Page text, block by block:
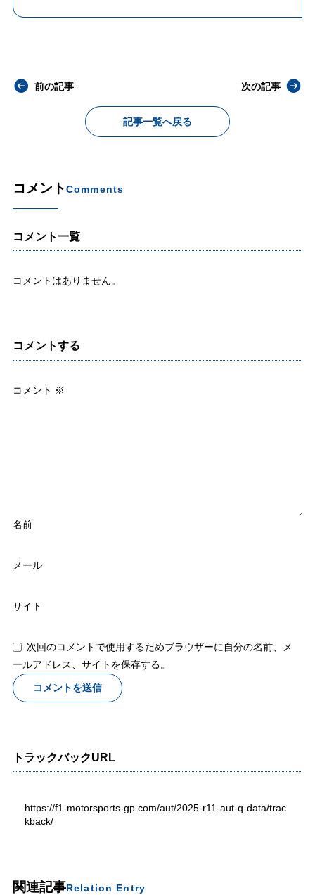
前の記事
記事一覧へ戻る
次の記事
コメントComments
コメント一覧
コメントはありません。
コメントする
コメント ※
名前
メール
サイト
次回のコメントで使用するためブラウザーに自分の名前、メ
ールアドレス、サイトを保存する。
トラックバックURL
https://f1-motorsports-gp.com/aut/2025-r11-aut-q-data/trac
kback/
関連記事Relation Entry